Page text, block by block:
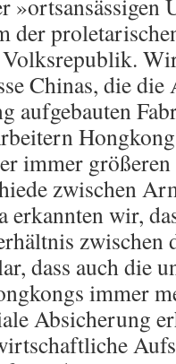
»ortsansässigen
der
Chinas, die
aufgebauten
immer größeren
zwischen
wir,
zwischen
dass auch die
immer
Absicherung